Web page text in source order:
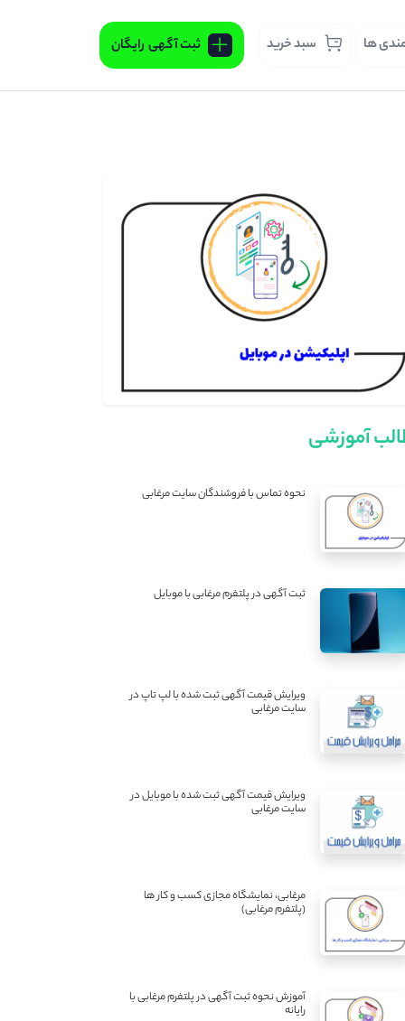
ها سبد خرید ثبت آگهی رایگان
آموزشی
نحوه تماس با فروشندگان سایت مرغابی
ثبت آگهی در پلتفرم مرغابی با موبایل
ویرایش قیمت آگهی ثبت شده با لپ تاپ در
سایت مرغابی
ویرایش قیمت آگهی ثبت شده با موبایل در
سایت مرغابی
مرغابی، نمایشگاه مجازی کسب و کار ها
(پلتفرم مرغابی)
آموزش نحوه ثبت آگهی در پلتفرم مرغابی با
رایانه